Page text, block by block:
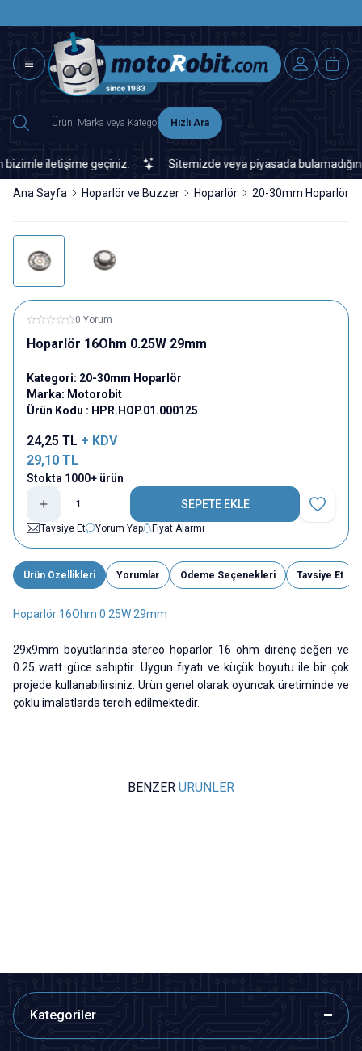
Hızlı Ara
iletişime geçiniz. Sitemizde veya piyasada
Ana Sayfa Hoparlör ve Buzzer Hoparlör 20-30mm Hoparlör
0 Yorum
Hoparlör 16Ohm 0.25W 29mm
Kategori: 20-30mm Hoparlör
Marka: Motorobit
Ürün Kodu : HPR.HOP.01.000125
24,25 TL + KDV
29,10 TL
Stokta 1000+ ürün
SEPETE EKLE
Favoriye
Tavsiye Et
Yorum Yap Fiyat Alarmı
Ürün Özellikleri Yorumlar Ödeme Seçenekleri Tavsiye Et
Hoparlör 16Ohm 0.25W 29mm
29x9mm boyutlarında stereo hoparlör. 16 ohm direnç değeri ve
0.25 watt güce sahiptir. Uygun fiyatı ve küçük boyutu ile bir çok
projede kullanabilirsiniz. Ürün genel olarak oyuncak üretiminde ve
çoklu imalatlarda tercih edilmektedir.
BENZER ÜRÜNLER
Kategoriler